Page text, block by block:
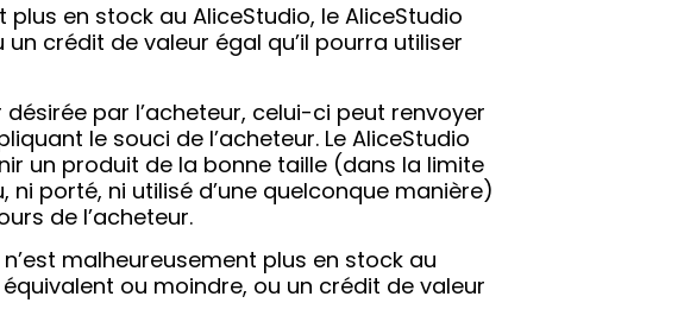
en stock au AliceStudio, le AliceStudio
crédit de valeur égal qu’il pourra utiliser
par l’acheteur, celui-ci peut renvoyer
le souci de l’acheteur. Le AliceStudio
un produit de la bonne taille (dans la limite
porté, ni utilisé d’une quelconque manière)
de l’acheteur.
malheureusement plus en stock au
ou moindre, ou un crédit de valeur